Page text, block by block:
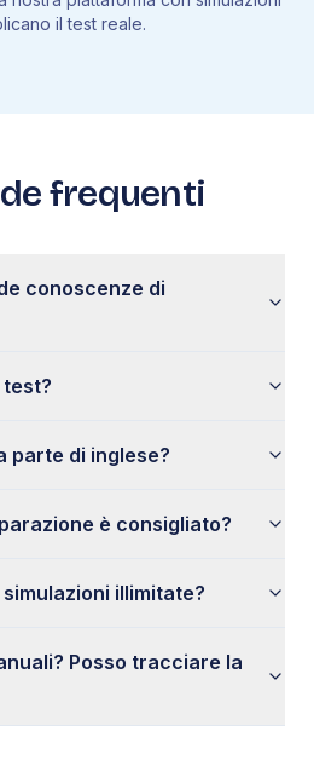
il test reale.
frequenti
conoscenze di
parte di inglese?
è consigliato?
illimitate?
Posso tracciare la